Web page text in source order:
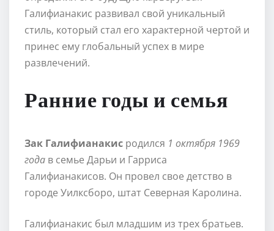
Галифианакис развивал свой уникальный
стиль, который стал его характерной чертой и
принес ему глобальный успех в мире
развлечений.
Ранние годы и семья
Зак Галифианакис родился 1 октября 1969
года в семье Дарьи и Гарриса
Галифианакисов. Он провел свое детство в
городе Уилксборо, штат Северная Каролина.
Галифианакис был младшим из трех братьев.